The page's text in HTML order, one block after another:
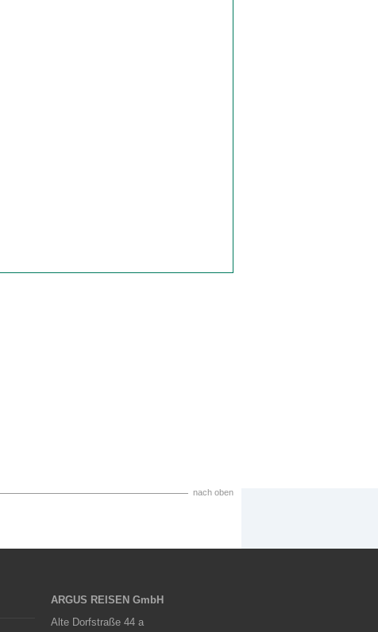
nach oben
ARGUS REISEN GmbH
Alte Dorfstraße 44 a